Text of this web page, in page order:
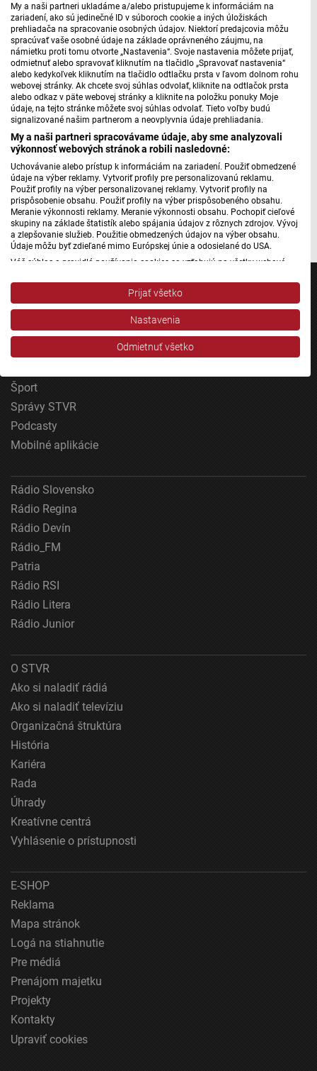
My a naši partneri ukladáme a/alebo pristupujeme k informáciám na
zariadení, ako sú jedinečné ID v súboroch cookie a iných úložiskách
prehliadača na spracovanie osobných údajov. Niektorí predajcovia môžu
spracúvať vaše osobné údaje na základe oprávneného záujmu, na
námietku proti tomu otvorte „Nastavenia“. Svoje nastavenia môžete prijať,
odmietnuť alebo spravovať kliknutím na tlačidlo „Spravovať nastavenia“
alebo kedykoľvek kliknutím na tlačidlo odtlačku prsta v ľavom dolnom rohu
webovej stránky. Ak chcete svoj súhlas odvolať, kliknite na odtlačok prsta
alebo odkaz v päte webovej stránky a kliknite na položku ponuky Moje
údaje, na tejto stránke môžete svoj súhlas odvolať. Tieto voľby budú
signalizované našim partnerom a neovplyvnia údaje prehliadania.
My a naši partneri spracovávame údaje, aby sme analyzovali
výkonnosť webových stránok a robili nasledovné:
Uchovávanie alebo prístup k informáciám na zariadení. Použiť obmedzené
údaje na výber reklamy. Vytvoriť profily pre personalizovanú reklamu.
Použiť profily na výber personalizovanej reklamy. Vytvoriť profily na
prispôsobenie obsahu. Použiť profily na výber prispôsobeného obsahu.
Meranie výkonnosti reklamy. Meranie výkonnosti obsahu. Pochopiť cieľové
skupiny na základe štatistík alebo spájania údajov z rôznych zdrojov. Vývoj
a zlepšovanie služieb. Použitie obmedzených údajov na výber obsahu.
Údaje môžu byť zdieľané mimo Európskej únie a odosielané do USA.
Váš súhlas a pravidlá používania cookies sa vzťahujú na všetky webové
Stred, Rádio Regina Západ, Rádio Patria, Rádio Devín, RTVS, Hudobné
pozdravy, Rádio Slovensko, RSI Francais, RSI English, RSI Slovensky, Rádio
Junior, RSI, Rádio Regina Východ, Rádio_FM, RSI Espanol, NEV.
Zobraziť zoznam partnerov (1 predajcovia IAB)
Vaše údaje používame na nasledujúce účely:
Uchovávanie alebo prístup k informáciám na
Použiť obmedzené údaje na výber reklamy
Vytvoriť profily pre personalizovanú reklamu
Použiť profily na výber personalizovanej
reklamy
Vytvoriť profily na prispôsobenie obsahu
Použiť profily na výber prispôsobeného obsahu
Meranie výkonnosti reklamy
Meranie výkonnosti obsahu
alebo spájania údajov z rôznych zdrojov
Vývoj a zlepšovanie služieb
Použitie obmedzených údajov na výber obsahu
Špeciálne funkcie IAB:
polohe
Identifikácia zariadení na základe aktívne
vyžiadaných informácií
Výkonostné
Reklama
Prijať všetko
Nastavenia
Odmietnuť všetko
Vápnik a horčík vo vode - II. časť
Máte problém s prehrávaním?Nahláste nám chybuv prehrávači.
Slovensko sa na rozdiel od viacerých krajín, môže hrdiť
vysokou kvalitou pitnej vody i keď ako vyplynulo z
prieskumov - kvalita vody u nás sa líši podľa geologického
zloženia danej oblasti. Na základe doterajších výskumov je
v súvislosti s jej minerálnym zložením - viac priaznivejší
sever, ako juh.
Autor: Janka Bleyová
Jednotka
Šport
Správy STVR
Podcasty
Mobilné aplikácie
Rádio Slovensko
Rádio Regina
Rádio Devín
Rádio_FM
Patria
Rádio RSI
Rádio Litera
Rádio Junior
O STVR
Ako si naladiť rádiá
Ako si naladiť televíziu
Organizačná štruktúra
História
Kariéra
Rada
Úhrady
Kreatívne centrá
Vyhlásenie o prístupnosti
E-SHOP
Reklama
Mapa stránok
Logá na stiahnutie
Pre médiá
Prenájom majetku
Projekty
Kontakty
Upraviť cookies